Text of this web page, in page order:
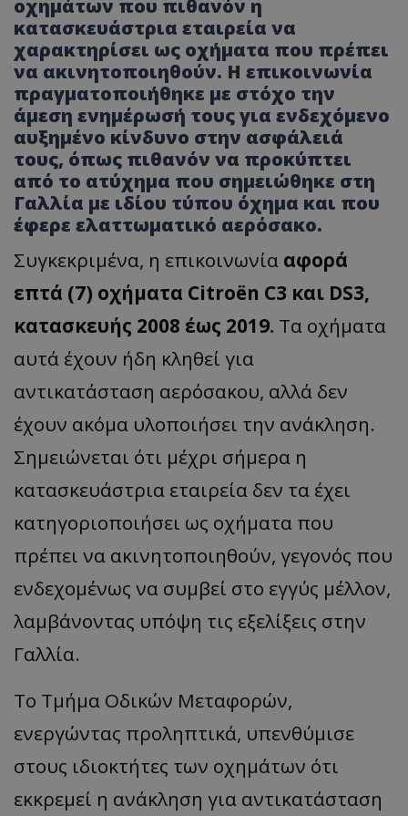
οχημάτων που πιθανόν η
κατασκευάστρια εταιρεία να
χαρακτηρίσει ως οχήματα που πρέπει
να ακινητοποιηθούν. Η επικοινωνία
πραγματοποιήθηκε με στόχο την
άμεση ενημέρωσή τους για ενδεχόμενο
αυξημένο κίνδυνο στην ασφάλειά
τους, όπως πιθανόν να προκύπτει
από το ατύχημα που σημειώθηκε στη
Γαλλία με ιδίου τύπου όχημα και που
έφερε ελαττωματικό αερόσακο.
Συγκεκριμένα, η επικοινωνία αφορά
επτά (7) οχήματα Citroën C3 και DS3,
κατασκευής 2008 έως 2019. Τα οχήματα
αυτά έχουν ήδη κληθεί για
αντικατάσταση αερόσακου, αλλά δεν
έχουν ακόμα υλοποιήσει την ανάκληση.
Σημειώνεται ότι μέχρι σήμερα η
κατασκευάστρια εταιρεία δεν τα έχει
κατηγοριοποιήσει ως οχήματα που
πρέπει να ακινητοποιηθούν, γεγονός που
ενδεχομένως να συμβεί στο εγγύς μέλλον,
λαμβάνοντας υπόψη τις εξελίξεις στην
Γαλλία.
Το Τμήμα Οδικών Μεταφορών,
ενεργώντας προληπτικά, υπενθύμισε
στους ιδιοκτήτες των οχημάτων ότι
εκκρεμεί η ανάκληση για αντικατάσταση